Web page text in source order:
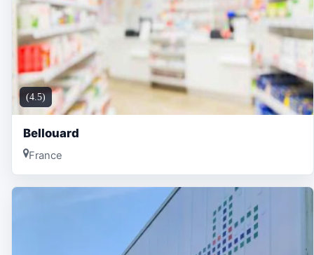
(4.5)
Bellouard
France